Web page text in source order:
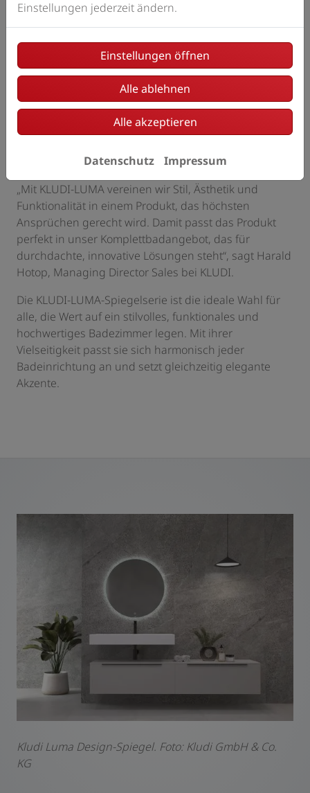
„Mit KLUDI-LUMA vereinen wir Stil, Ästhetik und
Funktionalität in einem Produkt, das höchsten
Ansprüchen gerecht wird. Damit passt das Produkt
perfekt in unser Komplettbadangebot, das für
durchdachte, innovative Lösungen steht“, sagt Harald
Hotop, Managing Director Sales bei KLUDI.
Die KLUDI-LUMA-Spiegelserie ist die ideale Wahl für
alle, die Wert auf ein stilvolles, funktionales und
hochwertiges Badezimmer legen. Mit ihrer
Vielseitigkeit passt sie sich harmonisch jeder
Badeinrichtung an und setzt gleichzeitig elegante
Akzente.
Kludi Luma Design-Spiegel. Foto: Kludi GmbH & Co.
KG
Einstellungen jederzeit ändern.
Einstellungen öffnen
Alle ablehnen
Alle akzeptieren
Datenschutz Impressum